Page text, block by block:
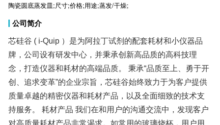
陶瓷圆底蒸发皿;尺寸;价格;用途;蒸发/干燥;
公司简介
芯硅谷 ( i-Quip ）是为阿拉丁试剂的配套耗材和小仪器品
牌，公司设有研发中心，并秉承创新高品质的高科技理
念，打造仪器和耗材的高端品质。 秉承“品质至上、勇于开
创、追求变革”的企业宗旨，芯硅谷始终致力于为客户提供
质量卓越的精密仪器和耗材产品，以及全面细致的技术支
持服务。 耗材产品 我们在和用户的沟通交流中，发现客户
对高质量耗材产品非常渴求。如常用的玻璃烧杯，用户用
了低劣廉价的烧杯产品，经常在高温加热中底部会脱落并
炸掉，其主要原因是烧杯没有采用真正的高硼硅3.3料，膨
胀系数偏高。国产的量筒和容量瓶产品，过高的误差直接
影响实验结果，其原因是没有采用国际标准（如美国ASTM
或欧盟EN.DIN），刻度标记技术落后。芯硅谷采用UV激光
新专利技术，使误差到达小数点后三位。 仪器产品 “芯硅
谷”是以开发世界一流质量的产品为己任，组织全球资源，
打造全球顶尖的耗材和仪器类产品。芯硅谷电子天平采用
用户友好的操作界面和高质量的新标准。我们可以提供现
有分析天平具有的最高分辨率、明亮的触摸显示屏、智能
化用户操作指导以及无需用手接触的红外防风罩控制功
能，使称量更快速、操作更简便、更有趣味。我们使用ISO
17025质量认证的校准实验室进行校准，并得到欧盟CE认
证。我们的超声波清洗机全部获得欧盟CE认证。 无论您需
要pH、ORP、离子浓度、电导率还是溶解氧测量，芯硅谷